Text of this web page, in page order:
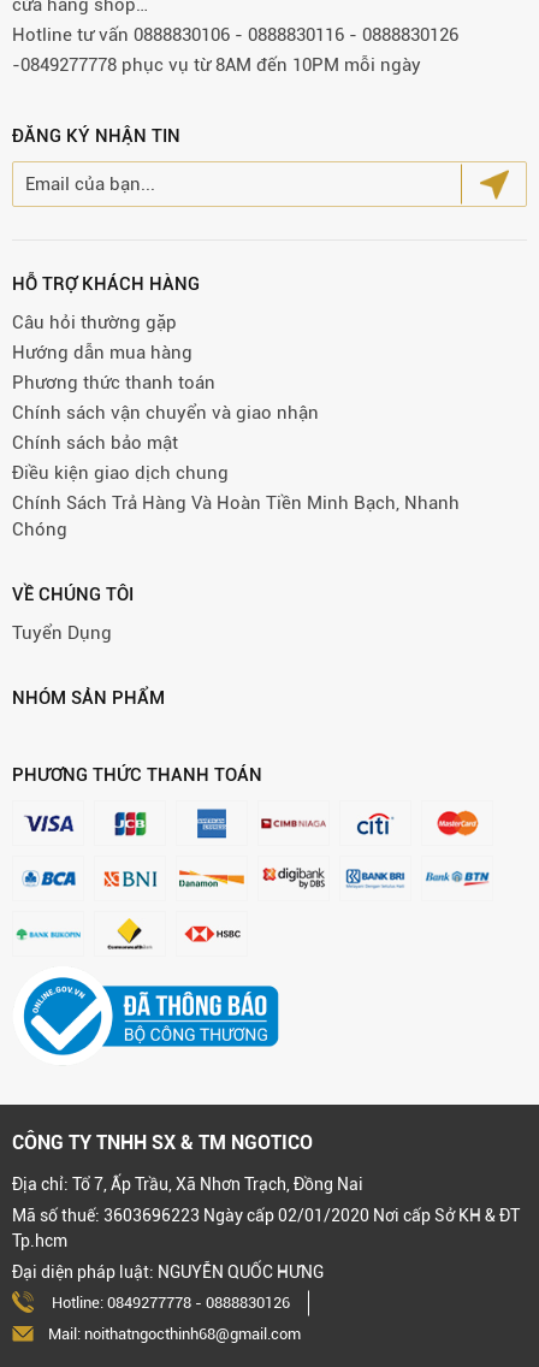
cửa hàng shop…
Hotline tư vấn 0888830106 - 0888830116 - 0888830126
-0849277778 phục vụ từ 8AM đến 10PM mỗi ngày
ĐĂNG KÝ NHẬN TIN
HỖ TRỢ KHÁCH HÀNG
Câu hỏi thường gặp
Hướng dẫn mua hàng
Phương thức thanh toán
Chính sách vận chuyển và giao nhận
Chính sách bảo mật
Điều kiện giao dịch chung
Chính Sách Trả Hàng Và Hoàn Tiền Minh Bạch, Nhanh
Chóng
VỀ CHÚNG TÔI
Tuyển Dụng
NHÓM SẢN PHẨM
PHƯƠNG THỨC THANH TOÁN
CÔNG TY TNHH SX & TM NGOTICO
Địa chỉ: Tổ 7, Ấp Trầu, Xã Nhơn Trạch, Đồng Nai
Mã số thuế: 3603696223 Ngày cấp 02/01/2020 Nơi cấp Sở KH & ĐT
Tp.hcm
Đại diện pháp luật: NGUYỄN QUỐC HƯNG
Hotline: 0849277778 - 0888830126
Mail: noithatngocthinh68@gmail.com